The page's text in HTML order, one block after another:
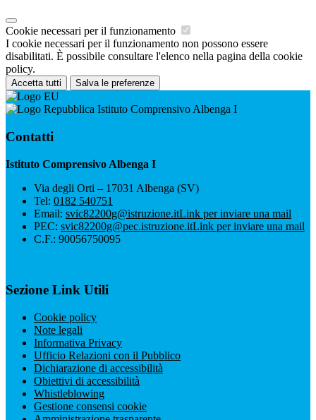
Cookie necessari per il funzionamento
I cookie necessari per il funzionamento non possono essere
disabilitati. È possibile consultare l'elenco nella pagina della cookie
policy.
Accetta tutti Salva le preferenze
Istituto Comprensivo Albenga I
Contatti
Istituto Comprensivo Albenga I
Via degli Orti – 17031 Albenga (SV)
Tel: 0182 540751
Email: svic82200g@istruzione.itLink per inviare una mail
PEC: svic82200g@pec.istruzione.itLink per inviare una mail
C.F.: 90056750095
Sezione Link Utili
Cookie policy
Note legali
Informativa Privacy
Ufficio Relazioni con il Pubblico
Dichiarazione di accessibilità
Obiettivi di accessibilità
Whistleblowing
Gestione consensi cookie